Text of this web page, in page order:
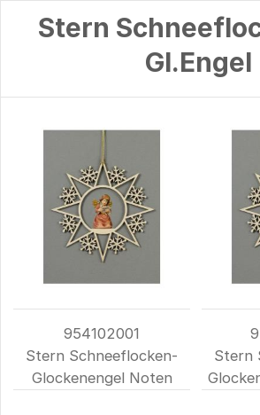
Stern
Gl.Engel
954102001
Stern Schneeflocken-
Glockenengel Noten
Stern